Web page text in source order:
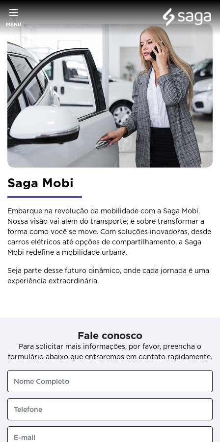
MENU
Saga Mobi
Embarque na revolução da mobilidade com a Saga Mobi.
Nossa visão vai além do transporte; é sobre transformar a
forma como você se move. Com soluções inovadoras, desde
carros elétricos até opções de compartilhamento, a Saga
Mobi redefine a mobilidade urbana.
Seja parte desse futuro dinâmico, onde cada jornada é uma
experiência extraordinária.
Fale conosco
Para solicitar mais informações, por favor, preencha o
formulário abaixo que entraremos em contato rapidamente.